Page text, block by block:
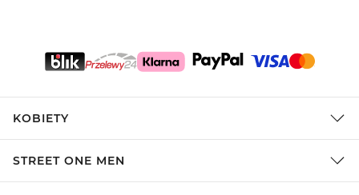
KOBIETY
STREET ONE MEN